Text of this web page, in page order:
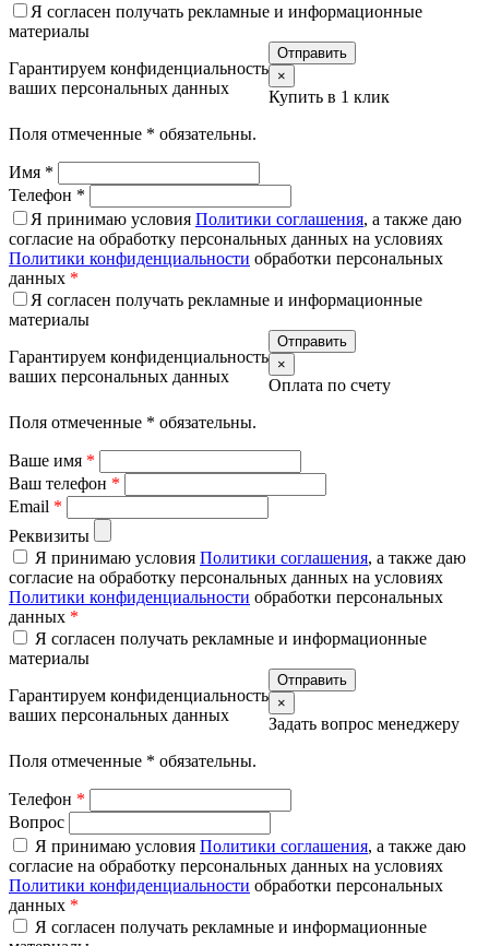
Я согласен получать рекламные и информационные
материалы
Гарантируем конфиденциальность
ваших персональных данных
×
Купить в 1 клик
Поля отмеченные * обязательны.
Имя *
Телефон *
Я принимаю условия Политики соглашения, а также даю
согласие на обработку персональных данных на условиях
Политики конфиденциальности обработки персональных
данных *
Я согласен получать рекламные и информационные
материалы
Гарантируем конфиденциальность
ваших персональных данных
×
Оплата по счету
Поля отмеченные * обязательны.
Ваше имя *
Ваш телефон *
Email *
Реквизиты
Я принимаю условия Политики соглашения, а также даю
согласие на обработку персональных данных на условиях
Политики конфиденциальности обработки персональных
данных *
Я согласен получать рекламные и информационные
материалы
Гарантируем конфиденциальность
ваших персональных данных
×
Задать вопрос менеджеру
Поля отмеченные * обязательны.
Телефон *
Вопрос
Я принимаю условия Политики соглашения, а также даю
согласие на обработку персональных данных на условиях
Политики конфиденциальности обработки персональных
данных *
Я согласен получать рекламные и информационные